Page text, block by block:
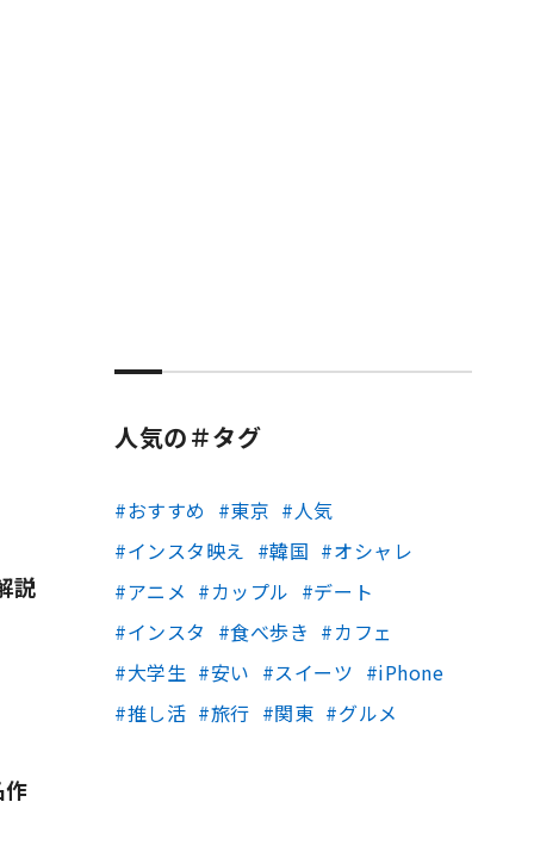
説
人気の＃タグ
おすすめ 東京
人気
インスタ映え
韓国
オシャレ
アニメ
カップル
デート
インスタ
食べ歩き
カフェ
大学生
安い スイーツ
iPhone
推し活
旅行 関東 グルメ